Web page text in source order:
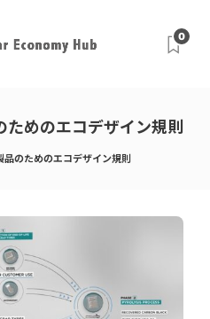
0
ためのエコデザイン規則
品のためのエコデザイン規則